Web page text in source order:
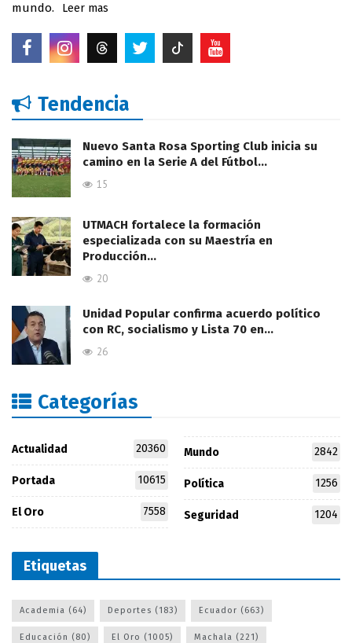
mundo.
Leer mas
Tendencia
Nuevo Santa Rosa Sporting Club inicia su
camino en la Serie A del Fútbol…
15
UTMACH fortalece la formación
especializada con su Maestría en
Producción…
20
Unidad Popular confirma acuerdo político
con RC, socialismo y Lista 70 en…
26
Categorías
Actualidad 20360
Portada 10615
El Oro 7558
Mundo 2842
Política 1256
Seguridad 1204
Etiquetas
Academia (64) Deportes (183) Ecuador (663)
Educación (80) El Oro (1005) Machala (221)